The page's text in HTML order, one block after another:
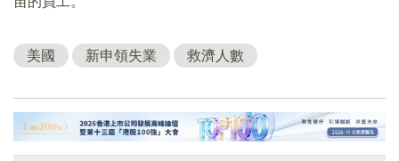
美國 新申領失業 救濟人數